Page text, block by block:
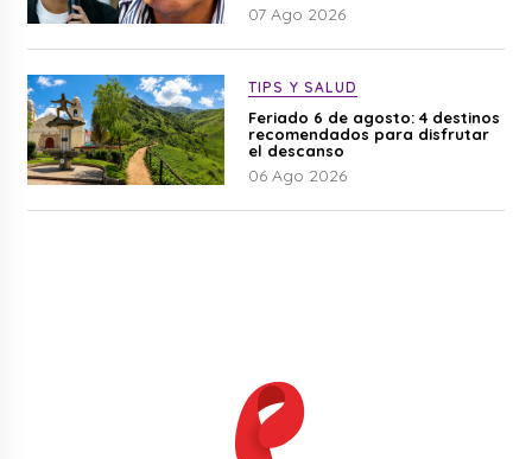
07 Ago 2026
TIPS Y SALUD
Feriado 6 de agosto: 4 destinos
recomendados para disfrutar
el descanso
06 Ago 2026